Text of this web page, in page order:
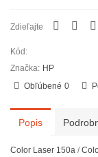
Zdieľajte
Kód:
Značka: HP
Obľúbené 0
Popis
Color Laser 150a /